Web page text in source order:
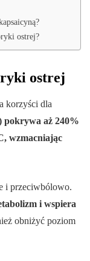
ostrej?
ostrej
korzyści dla
pokrywa aż 240%
wzmacniając
i przeciwbólowo.
i wspiera
obniżyć poziom